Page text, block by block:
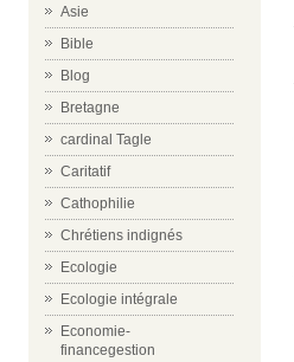
Asie
Bible
Blog
Bretagne
cardinal Tagle
Caritatif
Cathophilie
Chrétiens indignés
Ecologie
Ecologie intégrale
Economie-
financegestion